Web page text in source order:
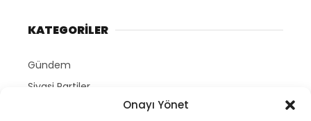
Onayı Yönet
KATEGORİLER
Gündem
Siyasi Partiler